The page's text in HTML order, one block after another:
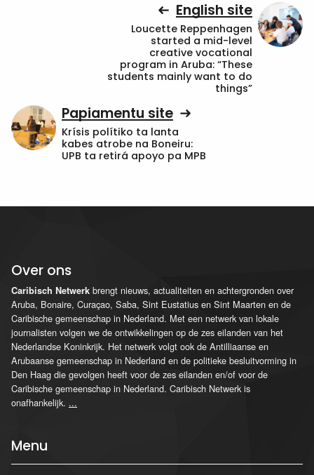
English site
Loucette Reppenhagen
started a mid-level
creative vocational
program in Aruba: “These
students mainly want to do
things”
Papiamentu site
Krísis polítiko ta lanta
kabes atrobe na Boneiru:
UPB ta retirá apoyo pa MPB
Over ons
Caribisch Netwerk brengt nieuws, actualiteiten en achtergronden over
Aruba, Bonaire, Curaçao, Saba, Sint Eustatius en Sint Maarten en de
Caribische gemeenschap in Nederland. Met een netwerk van lokale
journalisten volgen we de ontwikkelingen op de zes eilanden van het
Nederlandse Koninkrijk. Het netwerk volgt ook de Antilliaanse en
Arubaanse gemeenschap in Nederland en de politieke besluitvorming in
Den Haag die gevolgen heeft voor de zes eilanden en/of voor de
Caribische gemeenschap in Nederland. Caribisch Netwerk is
onafhankelijk. ...
Menu